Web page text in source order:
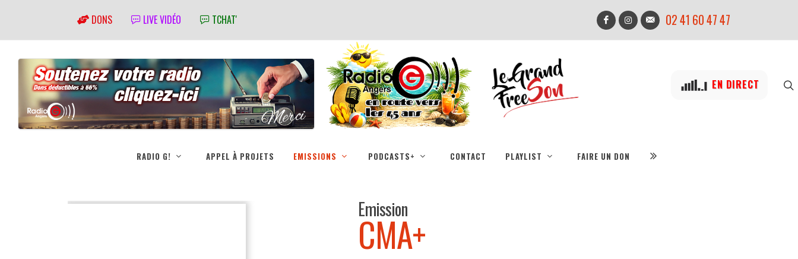
DONS LIVE VIDÉO TCHAT' 02 41 60 47 47
EN DIRECT
RADIO G! APPEL À PROJETS EMISSIONS PODCASTS+ CONTACT PLAYLIST FAIRE UN DON
Emission
CMA+